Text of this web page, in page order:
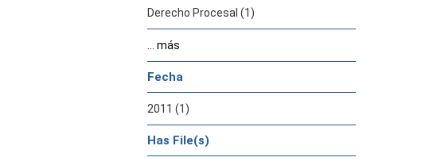
Derecho Procesal (1)
... más
Fecha
2011 (1)
Has File(s)